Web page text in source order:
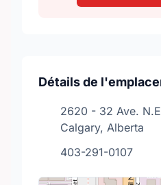
Détails de
2620 - 32 Ave.
Calgary, Alberta
403-291-0107